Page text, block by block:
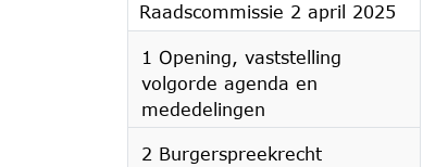
Raadscommissie 2 april 2025
1 Opening, vaststelling
volgorde agenda en
mededelingen
2 Burgerspreekrecht